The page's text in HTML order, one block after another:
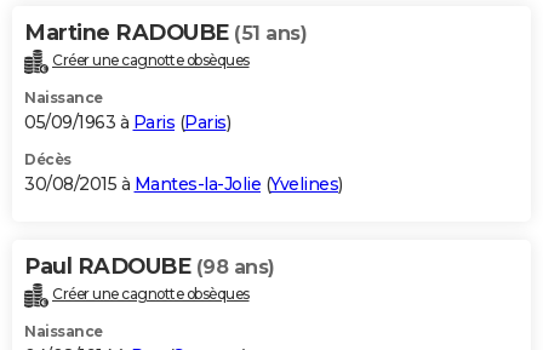
Martine RADOUBE (51 ans)
Créer une cagnotte obsèques
Naissance
05/09/1963 à Paris (Paris)
Décès
30/08/2015 à Mantes-la-Jolie (Yvelines)
Paul RADOUBE (98 ans)
Créer une cagnotte obsèques
Naissance